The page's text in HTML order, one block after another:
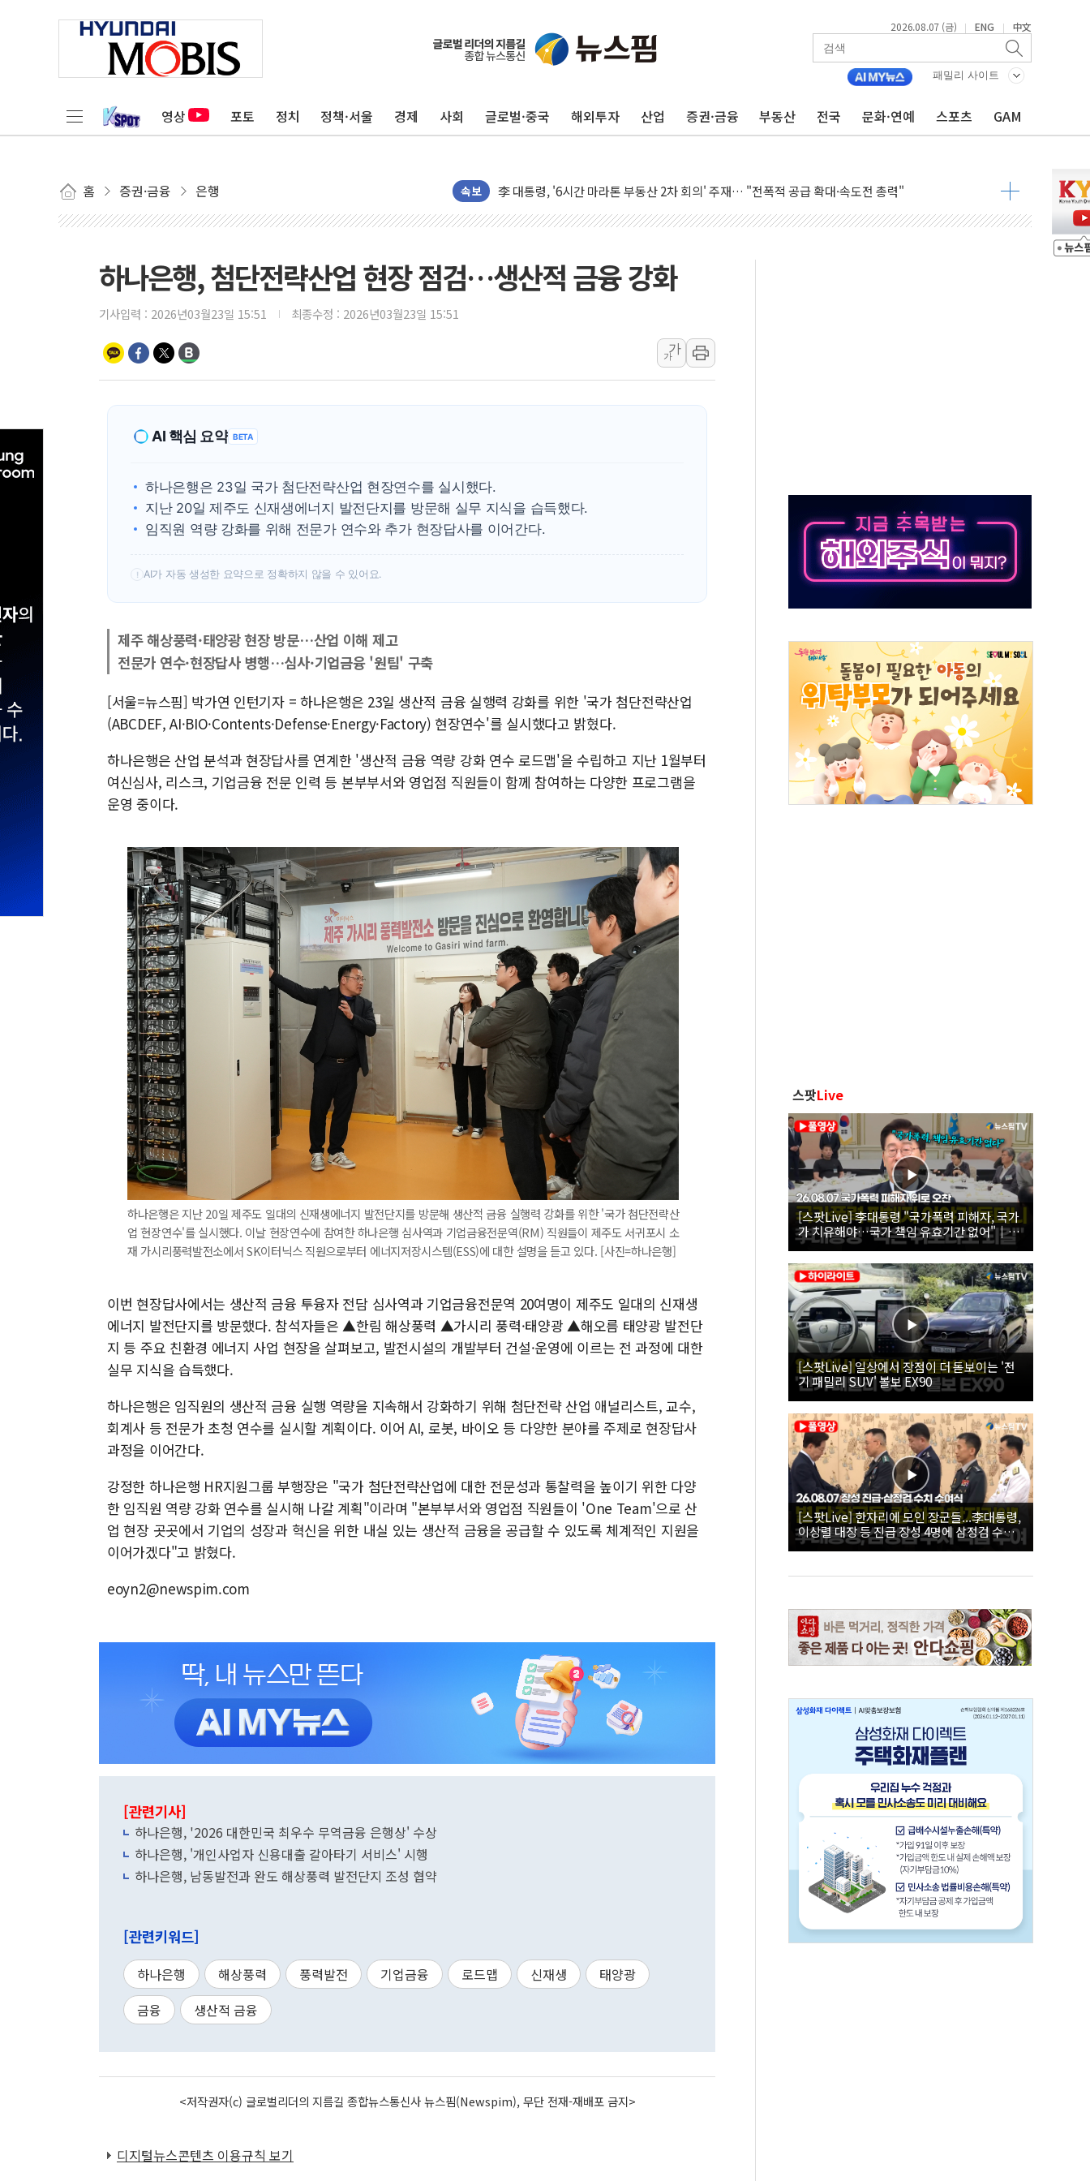
2026.08.07 (금) | ENG | 中文
패밀리 사이트
영상 포토 정치 정책·서울 경제 사회 글로벌·중국 해외투자 산업 증권·금융 부동산 전국 문화·연예 스포츠 GAM
홈 증권·금융 은행 속보
보훈부, 미 DPAA와 MOU… "6·25 미군 실종자 7359명 끝까지 찾겠다"
특정 정치인 측근 포항시 정책특보 내정설...포항시 '시끌'
李 "해남 태양광, 대한민국 다음 100년 밑거름…수도권 집중 완화 전환점"
트럼프, 中 겨냥 폴리실리콘 관세 15% 부과…美 태양광주 급등
[사진] 빈살만과 에르도안의 만남
남동발전, 해남군에 국내 최대 규모 400MW 태양광 착공…여의도 1.6배 규모
[인도증시] 중동 불안 속 유가 상승에 소폭 하락...금융주 낙폭 커
폭염 누그러지고 가뭄 숙지나...경북동해안권 8~9일 최대 100mm 호우
사우디·튀르키예·파키스탄, '공동방위협정' 체결… 수니파 국가들의 새 안보 협력 구도
신길동 신축도 3.3㎡당 7250만원…써밋 클라비온 59㎡ 18억원대
용산공원·그린벨트로 또 충돌…반복되는 국토부-서울시 '정책 엇박자'
'찜통더위'에 전력수요 역대 최고치 경신…한낮 총수요 104.3GW 기록
후티 반군, 예멘 정부군과 사우디 동시 공격… 위기 고조되는 또 다른 중동 화약고
하나은행, 첨단전략산업 현장 점검…생산적 금융 강화
기사입력 : 2026년03월23일 15:51 최종수정 : 2026년03월23일 15:51
가
가
AI 핵심 요약 BETA
하나은행은 23일 국가 첨단전략산업 현장연수를 실시했다.
지난 20일 제주도 신재생에너지 발전단지를 방문해 실무 지식을 습득했다.
임직원 역량 강화를 위해 전문가 연수와 추가 현장답사를 이어간다.
! AI가 자동 생성한 요약으로 정확하지 않을 수 있어요.
제주 해상풍력·태양광 현장 방문…산업 이해 제고
전문가 연수·현장답사 병행…심사·기업금융 '원팀' 구축
[서울=뉴스핌] 박가연 인턴기자 = 하나은행은 23일 생산적 금융 실행력 강화를 위한 '국가 첨단전략산업
(ABCDEF, AI·BIO·Contents·Defense·Energy·Factory) 현장연수'를 실시했다고 밝혔다.
하나은행은 산업 분석과 현장답사를 연계한 '생산적 금융 역량 강화 연수 로드맵'을 수립하고 지난 1월부터
여신심사, 리스크, 기업금융 전문 인력 등 본부부서와 영업점 직원들이 함께 참여하는 다양한 프로그램을
운영 중이다.
하나은행은 지난 20일 제주도 일대의 신재생에너지 발전단지를 방문해 생산적 금융 실행력 강화를 위한 '국가 첨단전략산
업 현장연수'를 실시했다. 이날 현장연수에 참여한 하나은행 심사역과 기업금융전문역(RM) 직원들이 제주도 서귀포시 소
재 가시리풍력발전소에서 SK이터닉스 직원으로부터 에너지저장시스템(ESS)에 대한 설명을 듣고 있다. [사진=하나은행]
이번 현장답사에서는 생산적 금융 투융자 전담 심사역과 기업금융전문역 20여명이 제주도 일대의 신재생
에너지 발전단지를 방문했다. 참석자들은 ▲한림 해상풍력 ▲가시리 풍력·태양광 ▲해오름 태양광 발전단
지 등 주요 친환경 에너지 사업 현장을 살펴보고, 발전시설의 개발부터 건설·운영에 이르는 전 과정에 대한
실무 지식을 습득했다.
하나은행은 임직원의 생산적 금융 실행 역량을 지속해서 강화하기 위해 첨단전략 산업 애널리스트, 교수,
회계사 등 전문가 초청 연수를 실시할 계획이다. 이어 AI, 로봇, 바이오 등 다양한 분야를 주제로 현장답사
과정을 이어간다.
강정한 하나은행 HR지원그룹 부행장은 "국가 첨단전략산업에 대한 전문성과 통찰력을 높이기 위한 다양
한 임직원 역량 강화 연수를 실시해 나갈 계획"이라며 "본부부서와 영업점 직원들이 'One Team'으로 산
업 현장 곳곳에서 기업의 성장과 혁신을 위한 내실 있는 생산적 금융을 공급할 수 있도록 체계적인 지원을
이어가겠다"고 밝혔다.
eoyn2@newspim.com
[관련기사]
하나은행, '2026 대한민국 최우수 무역금융 은행상' 수상
하나은행, '개인사업자 신용대출 갈아타기 서비스' 시행
하나은행, 남동발전과 완도 해상풍력 발전단지 조성 협약
[관련키워드]
하나은행 해상풍력 풍력발전 기업금융 로드맵 신재생
태양광
금융
생산적 금융
<저작권자(c) 글로벌리더의 지름길 종합뉴스통신사 뉴스핌(Newspim), 무단 전재-재배포 금지>
디지털뉴스콘텐츠 이용규칙 보기
스팟Live
[스팟Live] 李대통령 "국가폭력 피해자, 국가
가 치유해야…국가 책임 유효기간 없어"｜
26.08.07 국가폭력 피해자 위로 오찬
[스팟Live] 일상에서 장점이 더 돋보이는 '전
기 패밀리 SUV' 볼보 EX90
[스팟Live] 한자리에 모인 장군들...李대통령,
이상렬 대장 등 진급 장성 4명에 삼정검 수치
직접 수여｜26.08.07 장성 진급·삼정검 수치